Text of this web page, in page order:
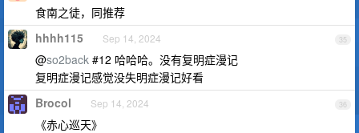
食南之徒，同推荐
35
hhhh115 Sep 14, 2024
@so2back #12 哈哈哈。没有复明症漫记
复明症漫记感觉没失明症漫记好看
36
Brocol Sep 14, 2024
《赤心巡天》